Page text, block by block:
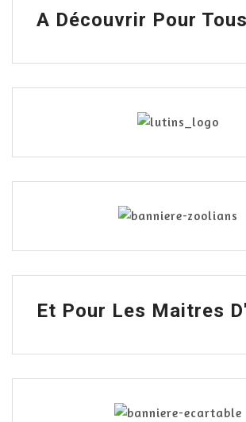
A Découvrir Pour
Et Pour Les Maitres